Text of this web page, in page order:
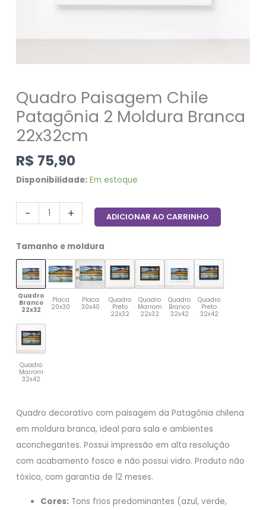
Quadro Paisagem Chile
Patagônia 2 Moldura Branca
22x32cm
R$ 75,90
Disponibilidade: Em estoque
- + ADICIONAR AO CARRINHO
Tamanho e moldura
Quadro
Branco
22x32
Placa
20x30
Placa
30x40
Quadro
Preto
22x32
Quadro
Marrom
22x32
Quadro
Branco
32x42
Quadro
Preto
32x42
Quadro
Marrom
32x42
Quadro decorativo com paisagem da Patagônia chilena
em moldura branca, ideal para sala e ambientes
aconchegantes. Possui impressão em alta resolução
com acabamento fosco e não possui vidro. Produto não
tóxico, com garantia de 12 meses.
Cores: Tons frios predominantes (azul, verde,